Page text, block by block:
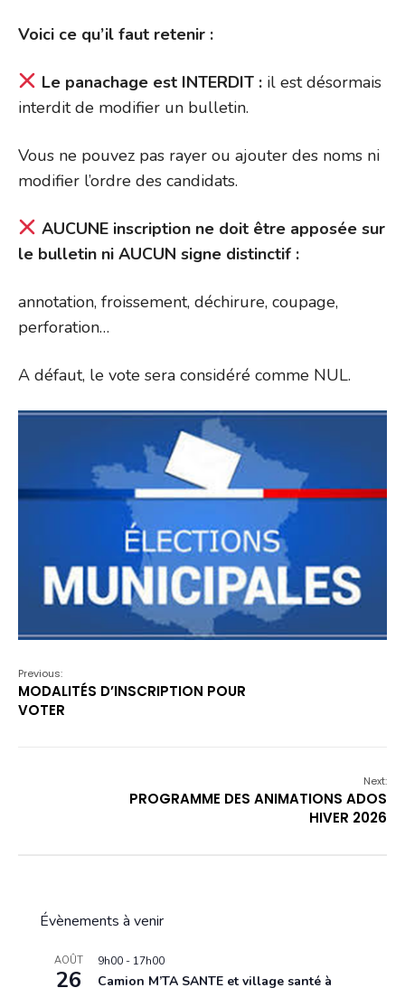
Voici ce qu’il faut retenir :
Le panachage est INTERDIT : il est désormais
interdit de modifier un bulletin.
Vous ne pouvez pas rayer ou ajouter des noms ni
modifier l’ordre des candidats.
AUCUNE inscription ne doit être apposée sur
le bulletin ni AUCUN signe distinctif :
annotation, froissement, déchirure, coupage,
perforation…
A défaut, le vote sera considéré comme NUL.
Previous:
MODALITÉS D’INSCRIPTION POUR
VOTER
Next:
PROGRAMME DES ANIMATIONS ADOS
HIVER 2026
Évènements à venir
AOÛT
26
9h00 - 17h00
Camion M’TA SANTE et village santé à